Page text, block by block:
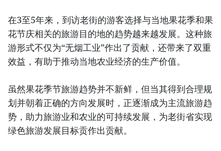
在3至5年来，到访老街的游客选择与当地果花季和果
花节庆相关的旅游目的地的趋势越来越发展。这种旅
游形式不仅为“无烟工业”作出了贡献，还带来了双重
效益，有助于推动当地农业经济的生产价值。
虽然果花季节旅游趋势并不新鲜，但当其得到合理规
划并朝着正确的方向发展时，正逐渐成为主流旅游趋
势，助力旅游业和农业的可持续发展，为老街省实现
绿色旅游发展目标贡作出贡献。